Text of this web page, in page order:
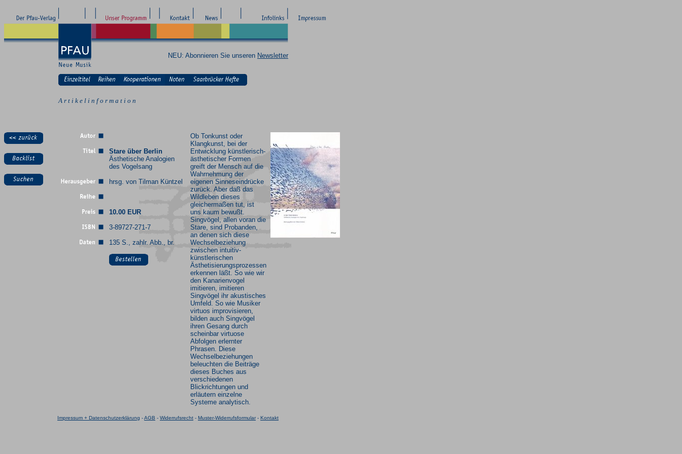
NEU: Abonnieren Sie unseren Newsletter
A r t i k e l i n f o r m a t i o n
Stare über Berlin
Ästhetische Analogien
des Vogelsang
hrsg. von Tilman Küntzel
10.00 EUR
3-89727-271-7
135 S., zahlr. Abb., br.
Ob Tonkunst oder
Klangkunst, bei der
Entwicklung künstlerisch-
ästhetischer Formen
greift der Mensch auf die
Wahrnehmung der
eigenen Sinneseindrücke
zurück. Aber daß das
Wildleben dieses
gleichermaßen tut, ist
uns kaum bewußt.
Singvögel, allen voran die
Stare, sind Probanden,
an denen sich diese
Wechselbeziehung
zwischen intuitiv-
künstlerischen
Ästhetisierungsprozessen
erkennen läßt. So wie wir
den Kanarienvogel
imitieren, imitieren
Singvögel ihr akustisches
Umfeld. So wie Musiker
virtuos improvisieren,
bilden auch Singvögel
ihren Gesang durch
scheinbar virtuose
Abfolgen erlernter
Phrasen. Diese
Wechselbeziehungen
beleuchten die Beiträge
dieses Buches aus
verschiedenen
Blickrichtungen und
erläutern einzelne
Systeme analytisch.
Impressum + Datenschutzerklärung -AGB - Widerrufsrecht - Muster-Widerrufsformular- Kontakt